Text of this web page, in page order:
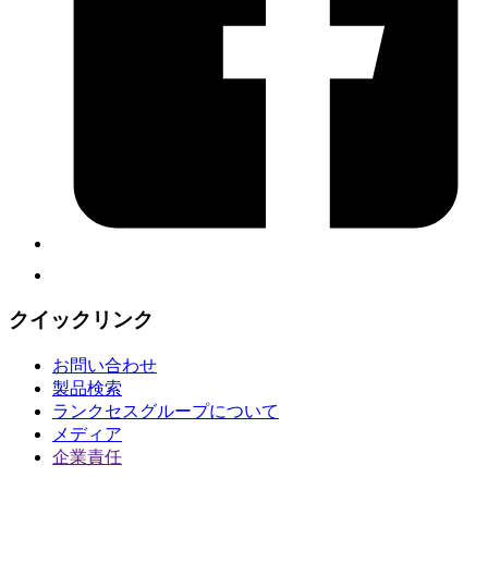
クイックリンク
お問い合わせ
製品検索
ランクセスグループについて
メディア
企業責任